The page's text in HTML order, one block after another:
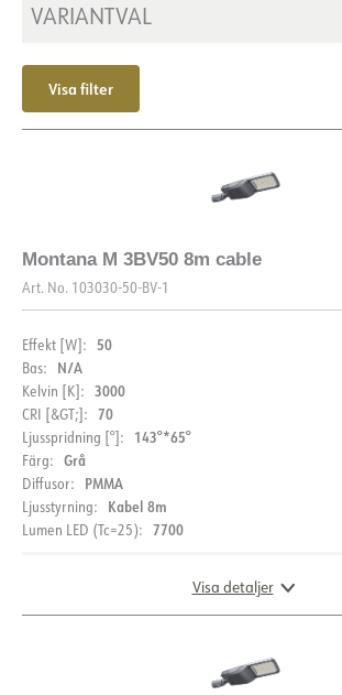
VARIANTVAL
Visa filter
Montana M 3BV50 8m cable
Art. No. 103030-50-BV-1
Effekt [W]: 50
Bas: N/A
Kelvin [K]: 3000
CRI [&GT;]: 70
Ljusspridning [°]: 143°*65°
Färg: Grå
Diffusor: PMMA
Ljusstyrning: Kabel 8m
Lumen LED (Tc=25): 7700
Visa detaljer